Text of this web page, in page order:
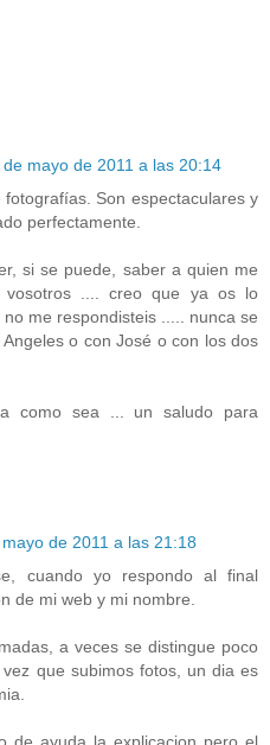
de mayo de 2011 a las 20:14
Son espectaculares y
perfectamente.
si se puede, saber a quien me
vosotros .... creo que ya os lo
me respondisteis ..... nunca se
o con José o con los dos
como sea ... un saludo para
de 2011 a las 21:18
cuando yo respondo al final
de mi web y mi nombre.
a veces se distingue poco
que subimos fotos, un dia es